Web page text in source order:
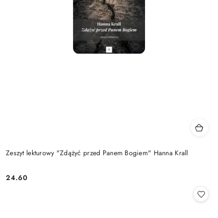
Zeszyt lekturowy "Zdążyć przed Panem Bogiem" Hanna Krall
Cena:
24.60